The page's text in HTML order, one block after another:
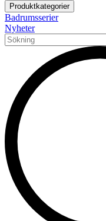
Produktkategorier
Badrumsserier
Nyheter